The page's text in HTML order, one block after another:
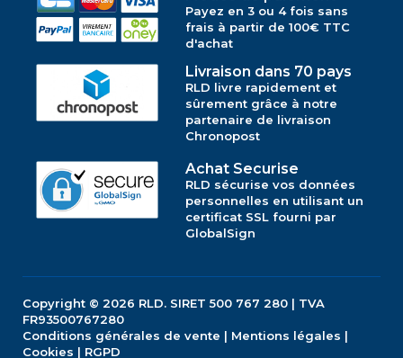
Payez en 3 ou 4 fois sans
frais à partir de 100€ TTC
d'achat
Livraison dans 70 pays
RLD livre rapidement et
sûrement grâce à notre
partenaire de livraison
Chronopost
Achat Securise
RLD sécurise vos données
personnelles en utilisant un
certificat SSL fourni par
GlobalSign
Copyright © 2026 RLD. SIRET 500 767 280 | TVA
FR93500767280
Conditions générales de vente | Mentions légales |
Cookies | RGPD